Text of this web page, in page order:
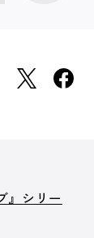
』シリー